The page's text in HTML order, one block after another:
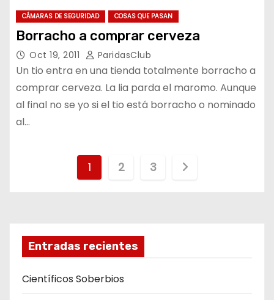
CÁMARAS DE SEGURIDAD COSAS QUE PASAN
Borracho a comprar cerveza
Oct 19, 2011 ParidasClub
Un tio entra en una tienda totalmente borracho a
comprar cerveza. La lia parda el maromo. Aunque
al final no se yo si el tio está borracho o nominado
al…
e
g
1 2 3
Entradas recientes
Científicos Soberbios